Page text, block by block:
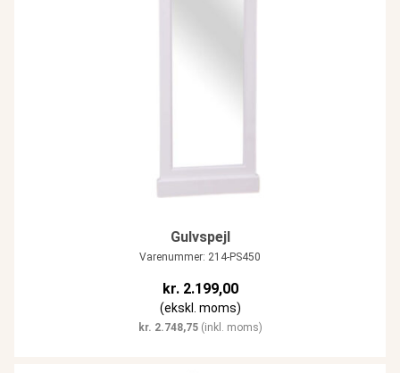
Gulvspejl
Varenummer: 214-PS450
kr.2.199,00
(ekskl. moms)
kr. 2.748,75(inkl. moms)